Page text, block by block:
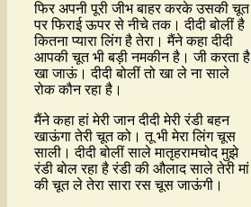
फिर अपनी पूरी जीभ बाहर करके उसकी चूत
पर फिराई ऊपर से नीचे तक। दीदी बोलीं है
कितना प्यारा लिंग है तेरा। मैंने कहा दीदी
आपकी चूत भी बड़ी नमकीन है। जी करता है
खा जाऊं। दीदी बोलीं तो खा ले ना साले
रोक कौन रहा है।
मैंने कहा हां मेरी जान दीदी मेरी रंडी बहन
खाऊंगा तेरी चूत को। तू भी मेरा लिंग चूस
साली। दीदी बोलीं साले मातृहरामचोद मुझे
रंडी बोल रहा है रंडी की औलाद साले तेरी मां
की चूत ले तेरा सारा रस चूस जाऊंगी।